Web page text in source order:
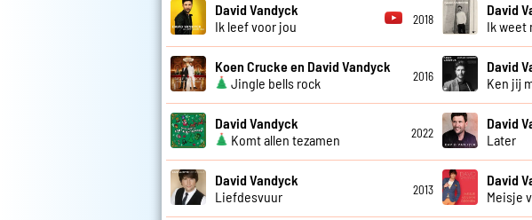
David Vandyck
Ik leef voor jou
2018
David
Ik weet
Koen Crucke en David Vandyck
Jingle bells rock
2016
David
Ken jij
David Vandyck
Komt allen tezamen
2022
David
Later
David Vandyck
Liefdesvuur
2013
David
Meisje